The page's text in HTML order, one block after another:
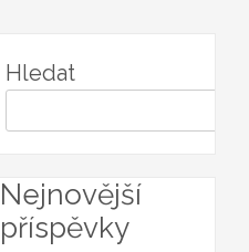
Hledat
Nejnovější
příspěvky